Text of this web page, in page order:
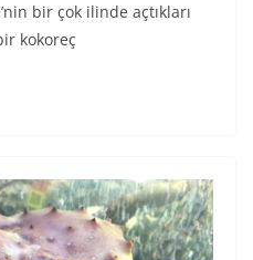
bir çok ilinde açtıkları
kokoreç